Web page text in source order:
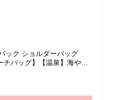
ック ショルダーバッグ
バッグ】【温泉】海やプ